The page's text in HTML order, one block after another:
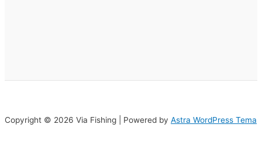
Copyright © 2026 Via Fishing | Powered by Astra WordPress Tema